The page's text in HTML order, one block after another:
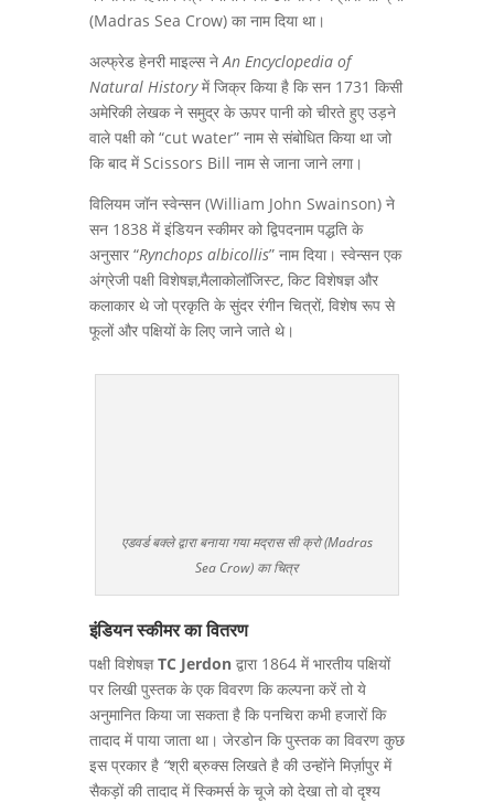
(Madras Sea Crow) का नाम दिया था।
अल्फ्रेड हेनरी माइल्स ने An Encyclopedia of
Natural Historyमें जिक्र किया है कि सन 1731 किसी
अमेरिकी लेखक ने समुद्र के ऊपर पानी को चीरते हुए उड़ने
वाले पक्षी को “cut water” नाम से संबोधित किया था जो
कि बाद में Scissors Bill नाम से जाना जाने लगा।
विलियम जॉन स्वेन्सन (William John Swainson) ने
सन 1838 में इंडियन स्कीमर को द्विपदनाम पद्धति के
अनुसार “Rynchops albicollis” नाम दिया। स्वेन्सन एक
अंग्रेजी पक्षी विशेषज्ञ,मैलाकोलॉजिस्ट, किट विशेषज्ञ और
कलाकार थे जो प्रकृति के सुंदर रंगीन चित्रों, विशेष रूप से
फूलों और पक्षियों के लिए जाने जाते थे।
एडवर्ड बक्ले द्वारा बनाया गया मद्रास सी क्रो (Madras
Sea Crow) का चित्र
इंडियन स्कीमर का वितरण
पक्षी विशेषज्ञTC Jerdon द्वारा 1864 में भारतीय पक्षियों
पर लिखी पुस्तक के एक विवरण कि कल्पना करें तो ये
अनुमानित किया जा सकता है कि पनचिरा कभी हजारों कि
तादाद में पाया जाता था। जेरडोन कि पुस्तक का विवरण कुछ
इस प्रकार है “श्री ब्रुक्स लिखते है की उन्होंने मिर्ज़ापुर में
सैकड़ों की तादाद में स्किमर्स के चूजे को देखा तो वो दृश्य